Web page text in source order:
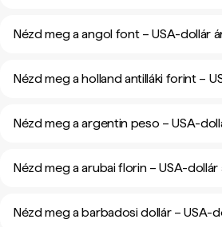
Nézd meg a angol font – USA-dollár
Nézd meg a holland antilláki forint –
Nézd meg a argentin peso – USA-
Nézd meg a arubai florin – USA-
Nézd meg a barbadosi dollár – USA-